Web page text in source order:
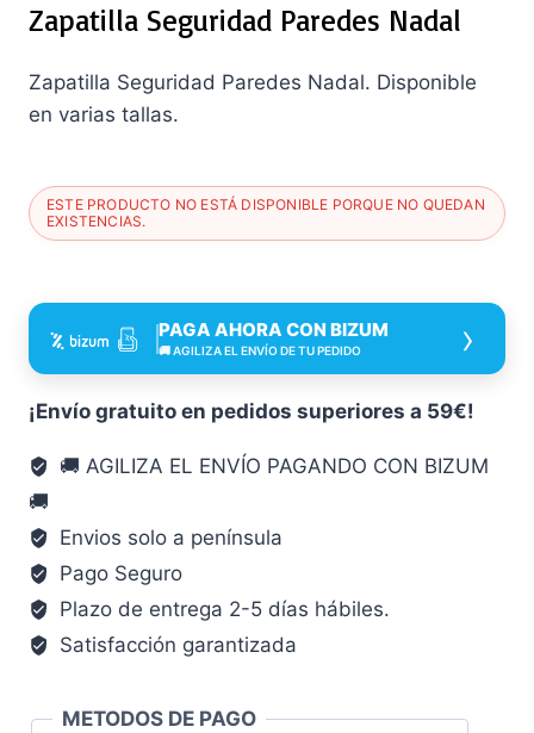
Zapatilla Seguridad Paredes Nadal
Zapatilla Seguridad Paredes Nadal. Disponible
en varias tallas.
ESTE PRODUCTO NO ESTÁ DISPONIBLE PORQUE NO QUEDAN
EXISTENCIAS.
PAGA AHORA CON BIZUM
🚚 AGILIZA EL ENVÍO DE TU PEDIDO ›
¡Envío gratuito en pedidos superiores a 59€!
🚚 AGILIZA EL ENVÍO PAGANDO CON BIZUM
🚚
Envios solo a península
Pago Seguro
Plazo de entrega 2-5 días hábiles.
Satisfacción garantizada
METODOS DE PAGO